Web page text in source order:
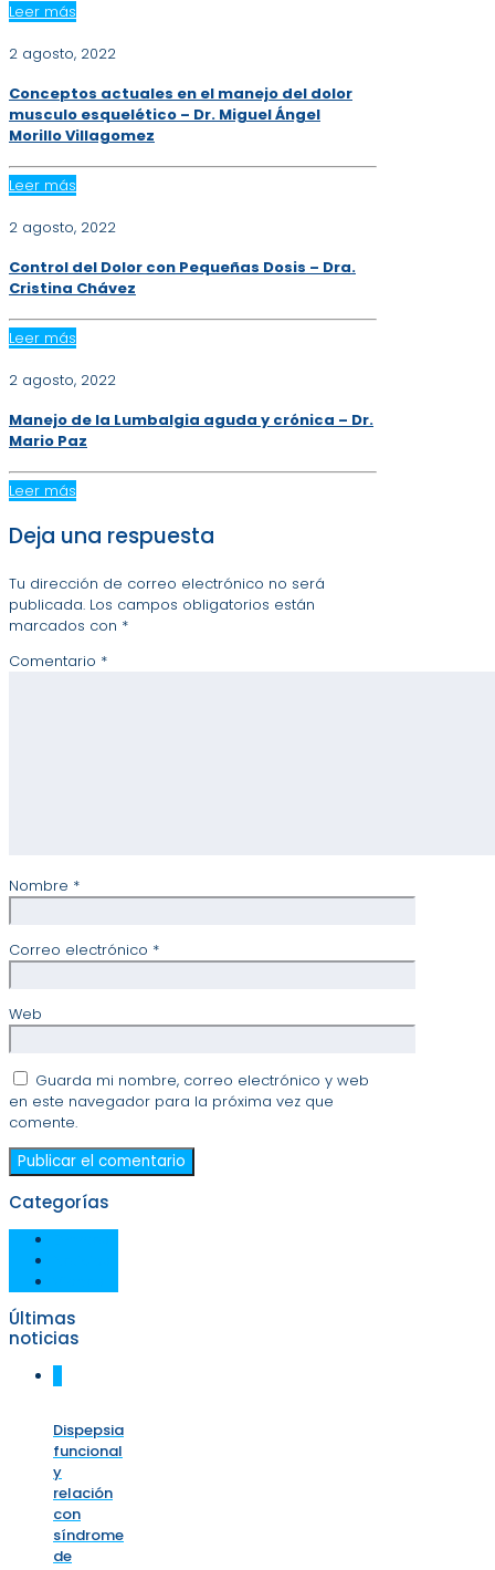
Leer más
2 agosto, 2022
Conceptos actuales en el manejo del dolor
musculo esquelético – Dr. Miguel Ángel
Morillo Villagomez
Leer más
2 agosto, 2022
Control del Dolor con Pequeñas Dosis – Dra.
Cristina Chávez
Leer más
2 agosto, 2022
Manejo de la Lumbalgia aguda y crónica – Dr.
Mario Paz
Leer más
Deja una respuesta
Tu dirección de correo electrónico no será
publicada. Los campos obligatorios están
marcados con *
Comentario *
Nombre *
Correo electrónico *
Web
Guarda mi nombre, correo electrónico y web
en este navegador para la próxima vez que
comente.
Categorías
Últimas
noticias
Dispepsia
funcional
y
relación
con
síndrome
de